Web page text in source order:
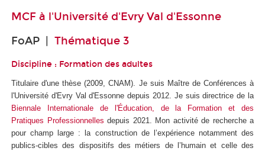
MCF à l'Université d'Evry Val d'Essonne
FoAP | Thématique 3
Discipline : Formation des adultes
Titulaire d'une thèse (2009, CNAM). Je suis Maître de Conférences à
l'Université d'Evry Val d'Essonne depuis 2012. Je suis directrice de la
Biennale Internationale de l'Éducation, de la Formation et des
Pratiques Professionnelles depuis 2021. Mon activité de recherche a
pour champ large : la construction de l’expérience notamment des
publics-cibles des dispositifs des métiers de l’humain et celle des